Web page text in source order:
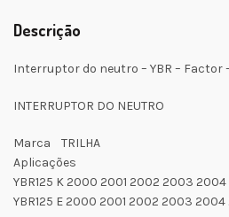
Descrição
Interruptor do neutro – YBR – Factor
INTERRUPTOR DO NEUTRO
Marca TRILHA
Aplicações
YBR125 K 2000 2001 2002 2003
YBR125 E 2000 2001 2002 2003